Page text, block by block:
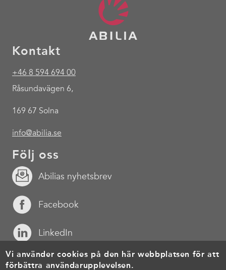
Kontakt
+46 8 594 694 00
Råsundavägen 6,
169 67 Solna
info@abilia.se
Följ oss
Abilias nyhetsbrev
Facebook
LinkedIn
YouTube
Vi använder cookies på den här webbplatsen för att
förbättra användarupplevelsen.